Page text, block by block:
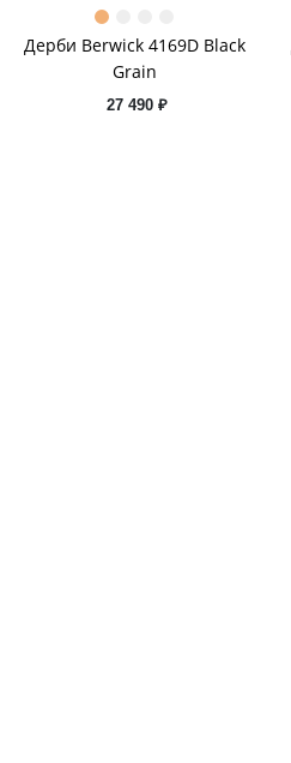
Дерби Berwick 4169D Black
Grain
27 490 ₽